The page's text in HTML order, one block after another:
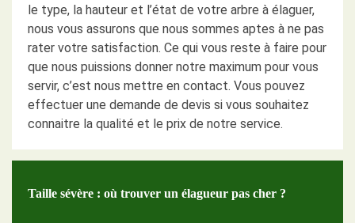
le type, la hauteur et l’état de votre arbre à élaguer,
nous vous assurons que nous sommes aptes à ne pas
rater votre satisfaction. Ce qui vous reste à faire pour
que nous puissions donner notre maximum pour vous
servir, c’est nous mettre en contact. Vous pouvez
effectuer une demande de devis si vous souhaitez
connaitre la qualité et le prix de notre service.
Taille sévère : où trouver un élagueur pas cher ?